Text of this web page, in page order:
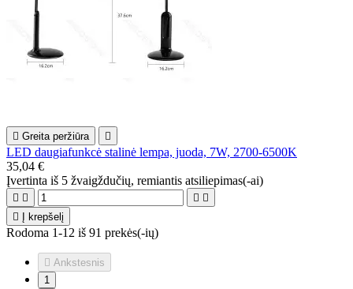
 Greita peržiūra 
LED daugiafunkcė stalinė lempa, juoda, 7W, 2700-6500K
35,04 €
Įvertinta iš 5 žvaigždučių, remiantis atsiliepimas(-ai)
   

Į krepšelį
Rodoma 1-12 iš 91 prekės(-ių)
 Ankstesnis
1